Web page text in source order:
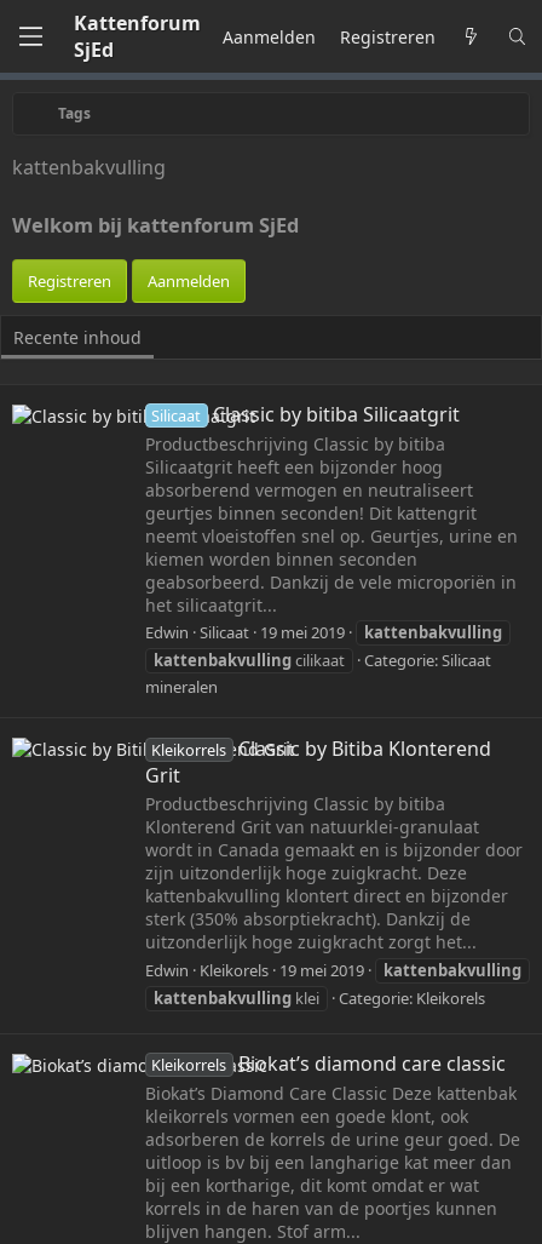
Kattenforum
SjEd
Aanmelden Registreren
Tags
kattenbakvulling
Welkom bij kattenforum SjEd
Registreren Aanmelden
Recente inhoud
Silicaat Classic by bitiba Silicaatgrit
Productbeschrijving Classic by bitiba
Silicaatgrit heeft een bijzonder hoog
absorberend vermogen en neutraliseert
geurtjes binnen seconden! Dit kattengrit
neemt vloeistoffen snel op. Geurtjes, urine en
kiemen worden binnen seconden
geabsorbeerd. Dankzij de vele microporiën in
het silicaatgrit...
Edwin Silicaat 19 mei 2019
kattenbakvulling
kattenbakvullingcilikaat Categorie:Silicaat
mineralen
Kleikorrels Classic by Bitiba Klonterend
Grit
Productbeschrijving Classic by bitiba
Klonterend Grit van natuurklei-granulaat
wordt in Canada gemaakt en is bijzonder door
zijn uitzonderlijk hoge zuigkracht. Deze
kattenbakvulling klontert direct en bijzonder
sterk (350% absorptiekracht). Dankzij de
uitzonderlijk hoge zuigkracht zorgt het...
Edwin Kleikorels 19 mei 2019
kattenbakvulling
kattenbakvulling klei Categorie: Kleikorels
Kleikorrels Biokat’s diamond care classic
Biokat’s Diamond Care Classic Deze kattenbak
kleikorrels vormen een goede klont, ook
adsorberen de korrels de urine geur goed. De
uitloop is bv bij een langharige kat meer dan
bij een kortharige, dit komt omdat er wat
korrels in de haren van de poortjes kunnen
blijven hangen. Stof arm...